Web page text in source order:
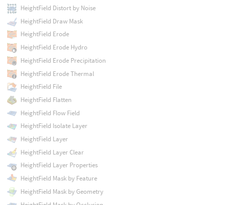
HeightField Distort by Noise
HeightField Draw Mask
HeightField Erode
HeightField Erode Hydro
HeightField Erode Precipitation
HeightField Erode Thermal
HeightField File
HeightField Flatten
HeightField Flow Field
HeightField Isolate Layer
HeightField Layer
HeightField Layer Clear
HeightField Layer Properties
HeightField Mask by Feature
HeightField Mask by Geometry